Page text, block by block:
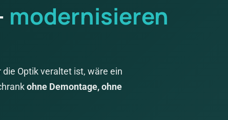
modernisieren
Optik veraltet ist, wäre ein
ohne Demontage, ohne